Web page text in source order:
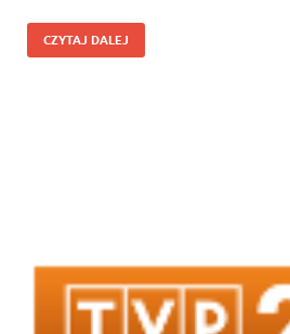
CZYTAJ DALEJ